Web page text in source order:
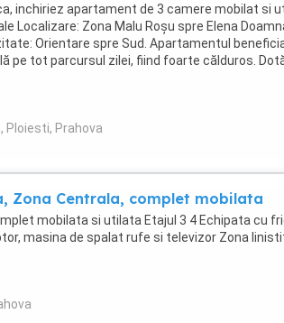
inchiriez apartament de 3 camere mobilat si
Localizare: Zona Malu Roșu spre Elena
Orientare spre Sud. Apartamentul
pe tot parcursul zilei, fiind foarte călduros.
Ploiesti, Prahova
Zona Centrala, complet mobilata
mobilata si utilata Etajul 3 4 Echipata cu
masina de spalat rufe si televizor Zona